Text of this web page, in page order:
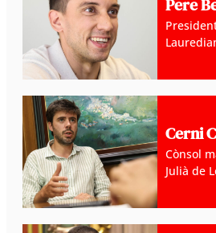
Cerni
Cònsol
Julià de